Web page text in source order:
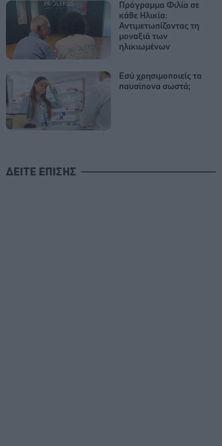
Πρόγραμμα Φιλία σε
κάθε Ηλικία:
Αντιμετωπίζοντας τη
μοναξιά των
ηλικιωμένων
Εσύ χρησιμοποιείς τα
παυσίπονα σωστά;
ΔΕΙΤΕ ΕΠΙΣΗΣ